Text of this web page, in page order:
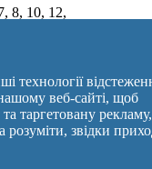
08-2026.
8, 10, 12,
Індекс
технології
веб-сайті, щоб
таргетовану рекламу,
розуміти, звідки